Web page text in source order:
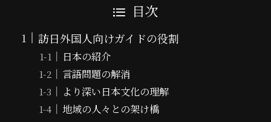
目次
訪日外国人向けガイドの役割
日本の紹介
言語問題の解消
より深い日本文化の理解
地域の人々との架け橋